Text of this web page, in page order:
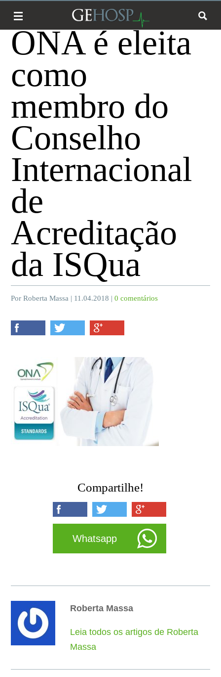
ONA é eleita
como
membro do
Conselho
Internacional
de
Acreditação
da ISQua
Por Roberta Massa | 11.04.2018 |0 comentários
Compartilhe!
Whatsapp
Roberta Massa
Leia todos os artigos de Roberta
Massa